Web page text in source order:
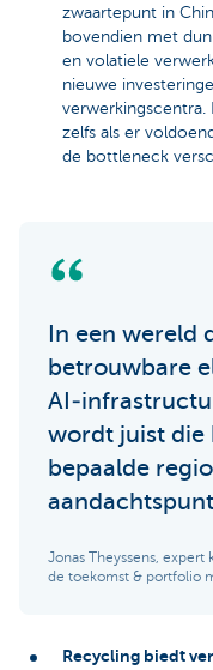
zwaartepunt in
bovendien met
en volatiele
nieuwe
verwerkingscentra.
zelfs als er
de bottleneck
In een wereld
betrouwbare
wordt juist die
bepaalde
Jonas Theyssens,
de toekomst & portfolio
Recycling biedt